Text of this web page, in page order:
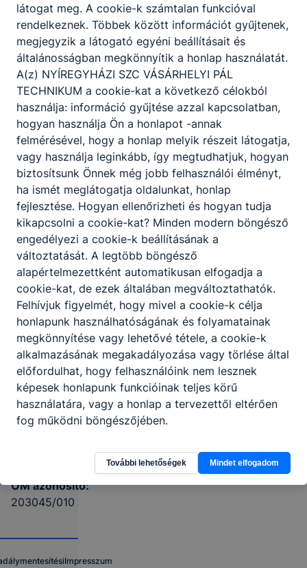
Nyíregyházi
SZC
Vásárhelyi
Pál
Technikum
4400
Nyíregyháza,
Vasvári Pál
utca 16.
Órarend KRÉTA
Telefon:
+36701995710
info@nyszcevisz.hu
OM azonosító:
203045/010
Impresszum
látogat meg. A cookie-k számtalan funkcióval
rendelkeznek. Többek között információt gyűjtenek,
megjegyzik a látogató egyéni beállításait és
általánosságban megkönnyítik a honlap használatát.
A(z) NYÍREGYHÁZI SZC VÁSÁRHELYI PÁL
TECHNIKUM a cookie-kat a következő célokból
használja: információ gyűjtése azzal kapcsolatban,
hogyan használja Ön a honlapot -annak
felmérésével, hogy a honlap melyik részeit látogatja,
vagy használja leginkább, így megtudhatjuk, hogyan
biztosítsunk Önnek még jobb felhasználói élményt,
ha ismét meglátogatja oldalunkat, honlap
fejlesztése. Hogyan ellenőrizheti és hogyan tudja
kikapcsolni a cookie-kat? Minden modern böngésző
engedélyezi a cookie-k beállításának a
változtatását. A legtöbb böngésző
alapértelmezettként automatikusan elfogadja a
cookie-kat, de ezek általában megváltoztathatók.
Felhívjuk figyelmét, hogy mivel a cookie-k célja
honlapunk használhatóságának és folyamatainak
megkönnyítése vagy lehetővé tétele, a cookie-k
alkalmazásának megakadályozása vagy törlése által
előfordulhat, hogy felhasználóink nem lesznek
képesek honlapunk funkcióinak teljes körű
használatára, vagy a honlap a tervezettől eltérően
fog működni böngészőjében.
További lehetőségek Mindet elfogadom